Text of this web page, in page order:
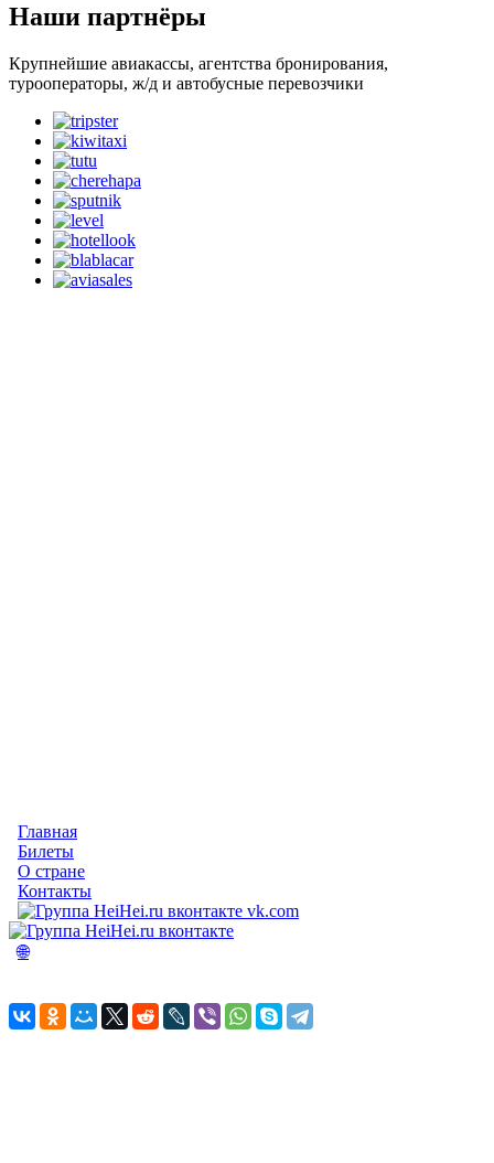
Наши партнёры
Крупнейшие авиакассы, агентства бронирования,
турооператоры, ж/д и автобусные перевозчики
Главная
Билеты
О стране
Контакты
vk.com
🌐